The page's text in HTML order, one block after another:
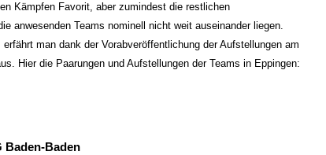
Kämpfen Favorit, aber zumindest die restlichen
anwesenden Teams nominell nicht weit auseinander liegen.
man dank der Vorabveröffentlichung der Aufstellungen am
Hier die Paarungen und Aufstellungen der Teams in Eppingen:
Baden-Baden